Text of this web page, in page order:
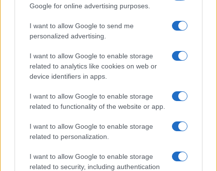
Google for online advertising purposes.
I want to allow Google to send me
personalized advertising.
I want to allow Google to enable storage
related to analytics like cookies on web or
device identifiers in apps.
I want to allow Google to enable storage
related to functionality of the website or app.
I want to allow Google to enable storage
related to personalization.
I want to allow Google to enable storage
related to security, including authentication
Ma come possiamo abbinarla? La guacamole si
presta a molteplici abbinamenti: è deliziosa con
nachos croccanti, come condimento per tacos e
burritos, o come accompagnamento a carni
grigliate. Ma non finisce qui! Provala anche
spalmata su pane tostato o come ripieno per
panini. Questa salsa non solo esalta il gusto dei
piatti, ma è anche un’occasione per esplorare la
tua creatività in cucina. Hai mai pensato a quante
possibilità offre?